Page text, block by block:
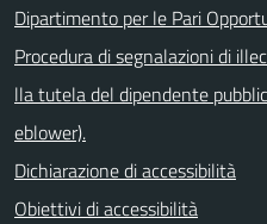
Dipartimento per le Pari
Procedura di segnalazioni di
lla tutela del dipendente
eblower).
Dichiarazione di accessibilità
Obiettivi di accessibilità